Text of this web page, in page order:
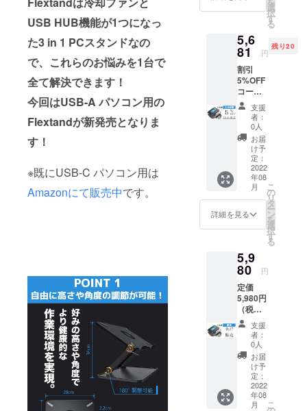
USB HUB機能が1つになっ
た3 in 1 PCスタンドなの
で、これらのお悩みを1台で
全て解決できます！
今回はUSB-A パソコン用の
Flextandが新発売となりま
す！
※既にUSB-C パソコン用は
Amazonにて販売中です。
【内
容】
nd × 1
台 ■取
扱説明
書(保証
書) × 1
冊 ■六
角レン
チ × 1個
■すべり
止め × 4
※USB-
Aポート
を搭載
してい
るパソ
コン用
況によ
り出荷
時期が
遅れる
場合、
早急に
ご連絡
致しま
す。
選
択
す
る
5,6
81 円
残り20
割引
5%OFF
コース
定価
5,980円
5,681円
（税・
送料
込） 配
送時
期：
2022年
8月予定
【内
容】
nd × 1
台 ■取
扱説明
書(保証
書) × 1
冊 ■六
角レン
チ × 1個
■すべり
止め × 4
※USB-
Aポート
を搭載
支援
者：
0人
お届
け予
定：
2022
年08
月
詳細を見る
こ
の
リ
タ
ー
ン
を
選
択
す
る
5,9
80 円
定価
5,980円
（税・
送料
込） 配
送時
期：
2022年
8月予定
【内
容】
■Flexta
支援
者：
0人
お届
け予
定：
2022
年08
月
こ